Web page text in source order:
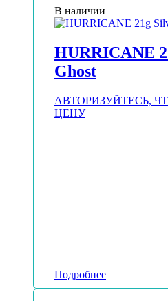
В наличии
HURRICANE
Ghost
АВТОРИЗУЙТЕСЬ,
ЦЕНУ
Подробнее